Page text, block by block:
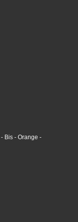
- Bis - Orange -